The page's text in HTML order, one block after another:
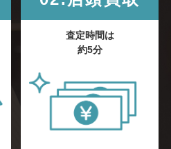
査定時間は
約5分